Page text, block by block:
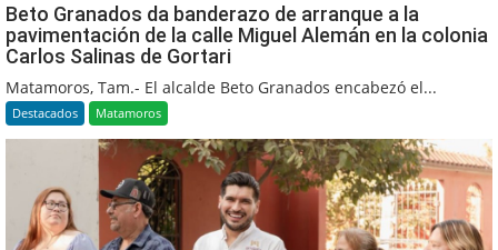
Beto Granados da banderazo de arranque a la
pavimentación de la calle Miguel Alemán en la colonia
Carlos Salinas de Gortari
Matamoros, Tam.- El alcalde Beto Granados encabezó el...
Destacados Matamoros